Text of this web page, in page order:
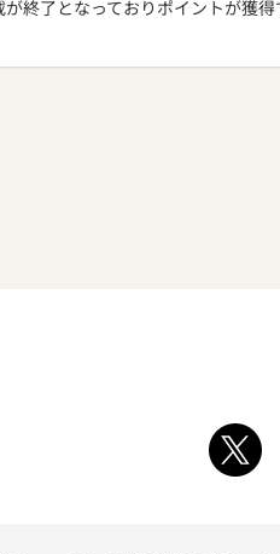
終了となっておりポイントが獲